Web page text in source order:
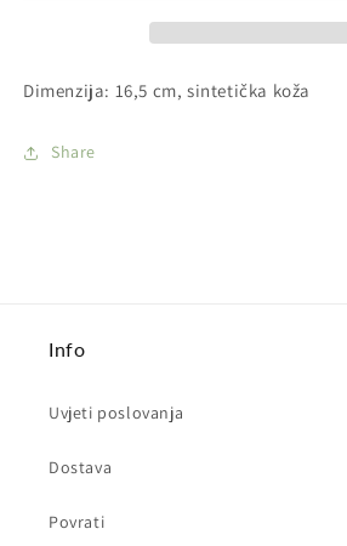
Dimenzija: 16,5 cm, sintetička koža
Share
Info
Uvjeti poslovanja
Dostava
Povrati